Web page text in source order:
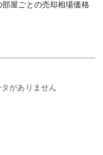
部屋ごとの売却相場価格
がありません